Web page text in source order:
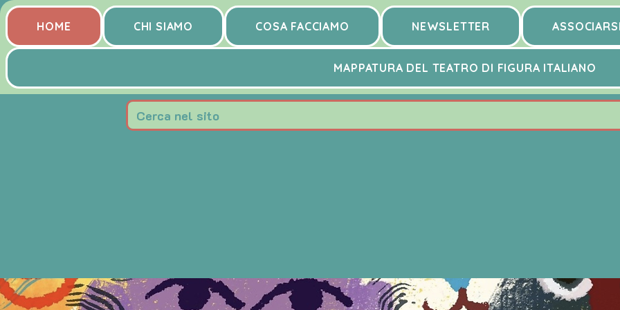
HOME CHI SIAMO COSA FACCIAMO NEWSLETTER
MAPPATURA DEL TEATRO DI FIGURA ITALIANO